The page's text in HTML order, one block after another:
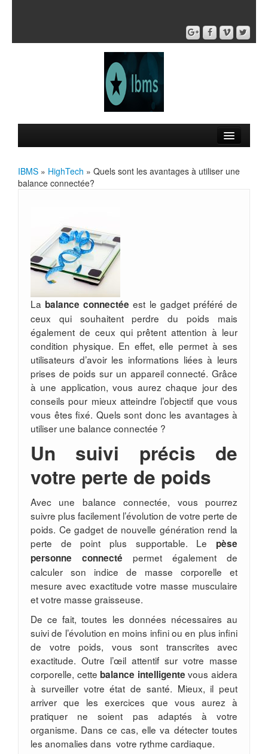
IBMS » HighTech » Quels sont les avantages à utiliser une
balance connectée?
La balance connectée est le gadget préféré de
ceux qui souhaitent perdre du poids mais
également de ceux qui prêtent attention à leur
condition physique. En effet, elle permet à ses
utilisateurs d’avoir les informations liées à leurs
prises de poids sur un appareil connecté. Grâce
à une application, vous aurez chaque jour des
conseils pour mieux atteindre l’objectif que vous
vous êtes fixé. Quels sont donc les avantages à
utiliser une balance connectée ?
Un suivi précis de
votre perte de poids
Avec une balance connectée, vous pourrez
suivre plus facilement l’évolution de votre perte de
poids. Ce gadget de nouvelle génération rend la
perte de point plus supportable. Le pèse
personne connecté permet également de
calculer son indice de masse corporelle et
mesure avec exactitude votre masse musculaire
et votre masse graisseuse.
De ce fait, toutes les données nécessaires au
suivi de l’évolution en moins infini ou en plus infini
de votre poids, vous sont transcrites avec
exactitude. Outre l’œil attentif sur votre masse
corporelle, cette balance intelligente vous aidera
à surveiller votre état de santé. Mieux, il peut
arriver que les exercices que vous aurez à
pratiquer ne soient pas adaptés à votre
organisme. Dans ce cas, elle va détecter toutes
les anomalies dans votre rythme cardiaque.